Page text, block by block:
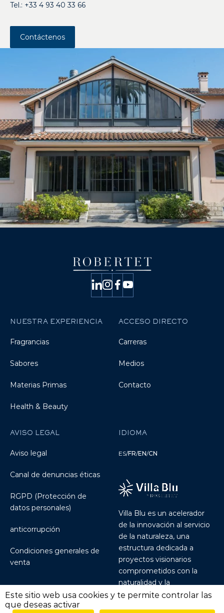
Tel.: +33 4 93 40 33 66
Contáctenos
NUESTRA EXPERIENCIA
Fragrancias
Sabores
Materias Primas
Health & Beauty
ACCESO DIRECTO
Carreras
Medios
Contacto
AVISO LEGAL
Aviso legal
Canal de denuncias éticas
RGPD (Protección de
datos personales)
anticorrupción
Condiciones generales de
venta
IDIOMA
/FR/EN
ES /CN
Villa Blu es un acelerador
de la innovación al servicio
de la naturaleza, una
estructura dedicada a
proyectos visionarios
comprometidos con la
naturalidad y la
sostenibilidad.Discover
Este sitio web usa cookies y te permite controlar las
que deseas activar